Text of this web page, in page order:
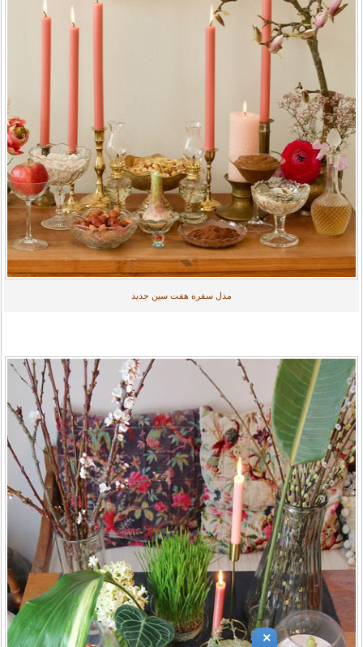
مدل سفره هفت سین جدید
×